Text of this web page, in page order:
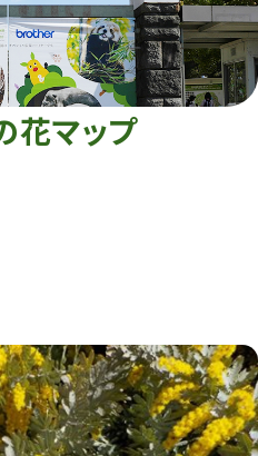
動物園 植物園
再生プラン
東山動植物園
への支援
環境教育
花マップ